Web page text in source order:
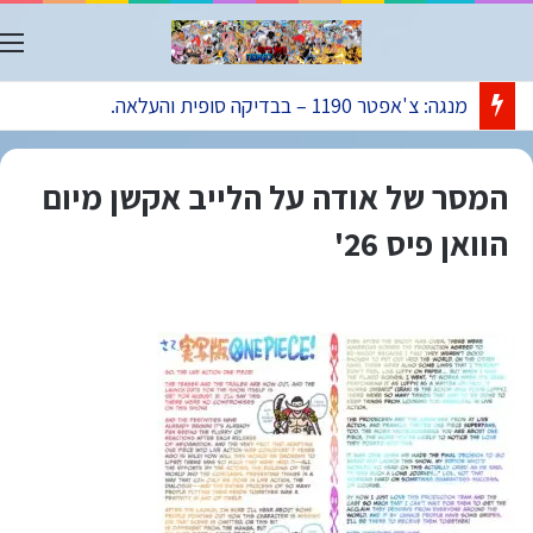
מנגה: צ'אפטר 1190 – בבדיקה סופית והעלאה.
המסר של אודה על הלייב אקשן מיום
הוואן פיס 26'